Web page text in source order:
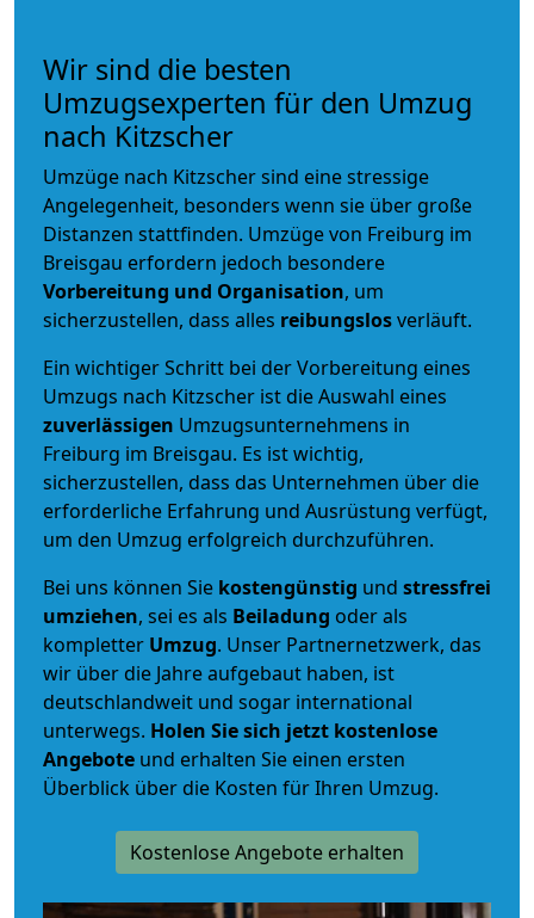
Wir sind die besten
Umzugsexperten für den Umzug
nach Kitzscher
Umzüge nach Kitzscher sind eine stressige
Angelegenheit, besonders wenn sie über große
Distanzen stattfinden. Umzüge von Freiburg im
Breisgau erfordern jedoch besondere
Vorbereitung und Organisation, um
sicherzustellen, dass alles reibungslosverläuft.
Ein wichtiger Schritt bei der Vorbereitung eines
Umzugs nach Kitzscher ist die Auswahl eines
zuverlässigen Umzugsunternehmens in
Freiburg im Breisgau. Es ist wichtig,
sicherzustellen, dass das Unternehmen über die
erforderliche Erfahrung und Ausrüstung verfügt,
um den Umzug erfolgreich durchzuführen.
Bei uns können Sie kostengünstig und stressfrei
umziehen, sei es als Beiladung oder als
kompletter Umzug. Unser Partnernetzwerk, das
wir über die Jahre aufgebaut haben, ist
deutschlandweit und sogar international
unterwegs. Holen Sie sich jetzt kostenlose
Angebote und erhalten Sie einen ersten
Überblick über die Kosten für Ihren Umzug.
Kostenlose Angebote erhalten